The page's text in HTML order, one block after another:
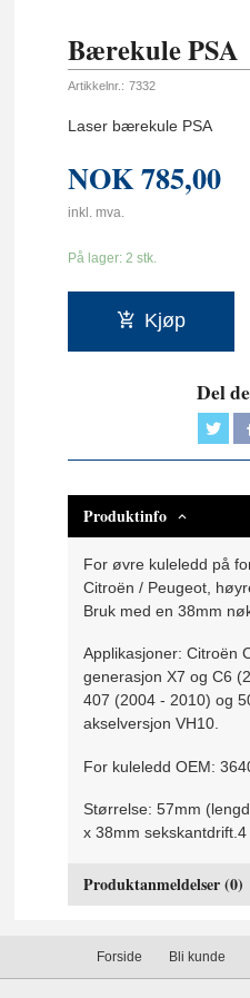
Bærekule PSA
Artikkelnr.: 7332
Laser bærekule PSA
NOK785,00
inkl. mva.
På lager: 2 stk.
Kjøp
Del
Produktinfo
For øvre kuleledd på
Citroën / Peugeot,
Bruk med en 38mm
Applikasjoner: Citroën
generasjon X7 og C6
407 (2004 - 2010) og
akselversjon VH10.
For kuleledd OEM:
Størrelse: 57mm
x 38mm
Produktanmeldelser (0)
Forside Bli kunde